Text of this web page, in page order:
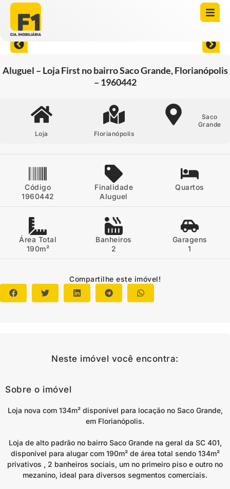
Aluguel – Loja First no bairro Saco Grande, Florianópolis
– 1960442
Loja Florianópolis
Saco
Grande
Código
1960442
Finalidade
Aluguel
Quartos
Área Total
190m²
Banheiros
2
Garagens
1
Compartilhe este imóvel!
Neste imóvel você encontra:
Sobre o imóvel
Loja nova com 134m² disponível para locação no Saco Grande,
em Florianópolis.
Loja de alto padrão no bairro Saco Grande na geral da SC 401,
disponível para alugar com 190m² de área total sendo 134m²
privativos , 2 banheiros sociais, um no primeiro piso e outro no
mezanino, ideal para diversos segmentos comerciais.